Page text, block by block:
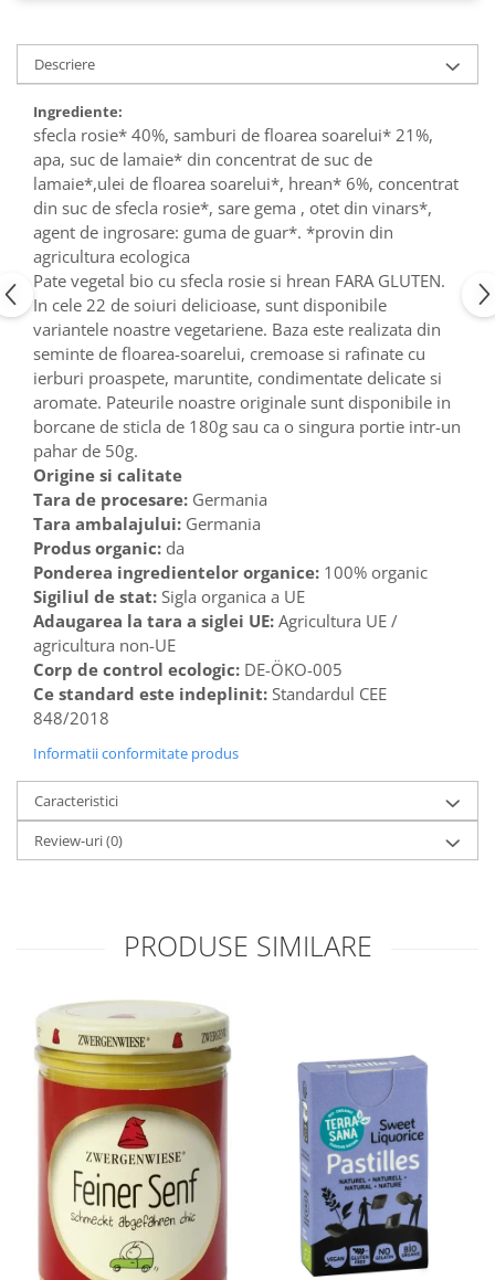
Descriere
Ingrediente:
sfecla rosie* 40%, samburi de floarea soarelui* 21%,
apa, suc de lamaie* din concentrat de suc de
lamaie*,ulei de floarea soarelui*, hrean* 6%, concentrat
din suc de sfecla rosie*, sare gema , otet din vinars*,
agent de ingrosare: guma de guar*. *provin din
agricultura ecologica
Pate vegetal bio cu sfecla rosie si hrean FARA GLUTEN.
In cele 22 de soiuri delicioase, sunt disponibile
variantele noastre vegetariene. Baza este realizata din
seminte de floarea-soarelui, cremoase si rafinate cu
ierburi proaspete, maruntite, condimentate delicate si
aromate. Pateurile noastre originale sunt disponibile in
borcane de sticla de 180g sau ca o singura portie intr-un
pahar de 50g.
Origine si calitate
Tara de procesare: Germania
Tara ambalajului: Germania
Produs organic: da
Ponderea ingredientelor organice: 100% organic
Sigiliul de stat: Sigla organica a UE
Adaugarea la tara a siglei UE: Agricultura UE /
agricultura non-UE
Corp de control ecologic: DE-ÖKO-005
Ce standard este indeplinit: Standardul CEE
848/2018
Informatii conformitate produs
Caracteristici
Review-uri(0)
PRODUSE SIMILARE